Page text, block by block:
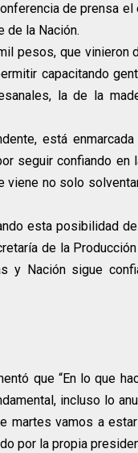
de prensa
de la Nación.
pesos, que
capacitando
la de la
está
seguir confiando en
no solo
esta posibilidad
de la
y Nación sigue
que “En lo que
incluso lo
martes vamos a
por la propia